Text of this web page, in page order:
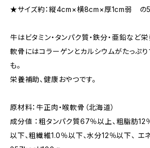
★サイズ約：縦4cm×横8cm×厚1cm弱 の
牛はビタミン・タンパク質・鉄分・亜鉛など栄
軟骨にはコラーゲンとカルシウムがたっぷ
も。
栄養補助、健康おやつです。
原材料：牛正肉・喉軟骨（北海道）
成分値 ：粗タンパク質67％以上、粗脂肪12
以下、粗繊維1.0％以下、水分12％以下、 エ